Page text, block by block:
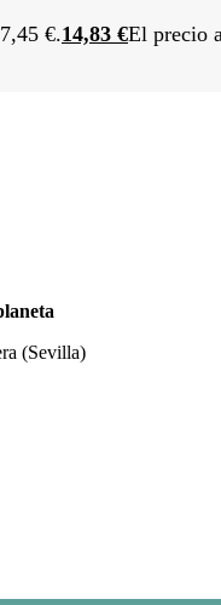
€.14,83 €El precio
(Sevilla)